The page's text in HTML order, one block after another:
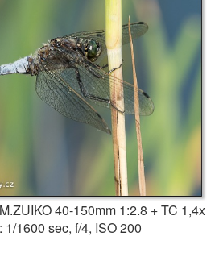
40-150mm 1:2.8 + TC 1,4x
1600 sec, f/4, ISO 200